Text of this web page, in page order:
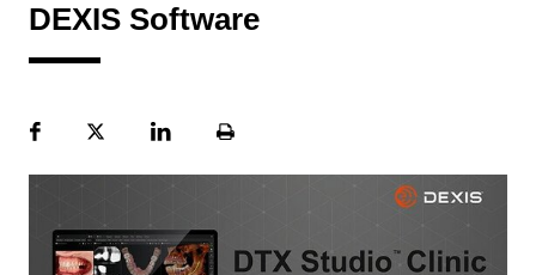
DEXIS Software
FacebookPlattformLinekdInSeite